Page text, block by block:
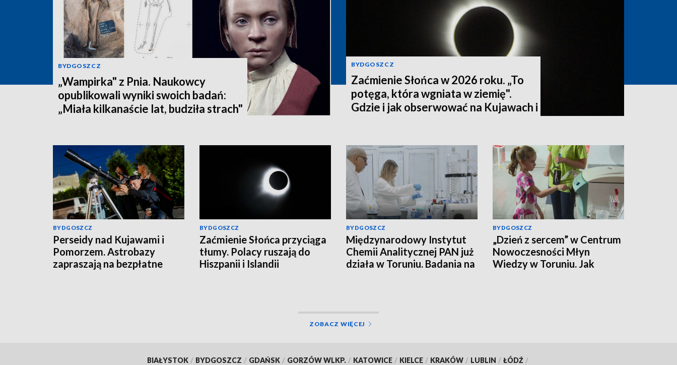
BYDGOSZCZ
„Wampirka" z Pnia. Naukowcy
opublikowali wyniki swoich badań:
„Miała kilkanaście lat, budziła strach"
BYDGOSZCZ
Zaćmienie Słońca w 2026 roku. „To
potęga, która wgniata w ziemię".
Gdzie i jak obserwować na Kujawach i
BYDGOSZCZ
Perseidy nad Kujawami i
Pomorzem. Astrobazy
zapraszają na bezpłatne
BYDGOSZCZ
Zaćmienie Słońca przyciąga
tłumy. Polacy ruszają do
Hiszpanii i Islandii
BYDGOSZCZ
Międzynarodowy Instytut
Chemii Analitycznej PAN już
działa w Toruniu. Badania na
BYDGOSZCZ
„Dzień z sercem” w Centrum
Nowoczesności Młyn
Wiedzy w Toruniu. Jak
ZOBACZ WIĘCEJ
BIAŁYSTOK / BYDGOSZCZ / GDAŃSK / GORZÓW WLKP. / KATOWICE / KIELCE / KRAKÓW / LUBLIN / ŁÓDŹ /